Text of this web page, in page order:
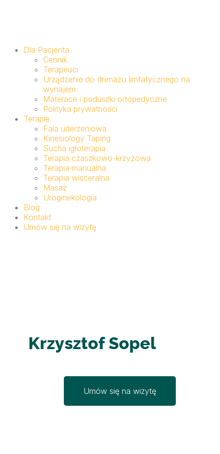
Dla Pacjenta
Cennik
Terapeuci
Urządzenie do drenażu limfatycznego na
wynajem
Materace i poduszki ortopedyczne
Polityka prywatności
Terapie
Fala uderzeniowa
Kinesiology Taping
Sucha igłoterapia
Terapia czaszkowo-krzyżowa
Terapia manualna
Terapia wisceralna
Masaż
Uroginekologia
Blog
Kontakt
Umów się na wizytę
Krzysztof Sopel
Umów się na wizytę